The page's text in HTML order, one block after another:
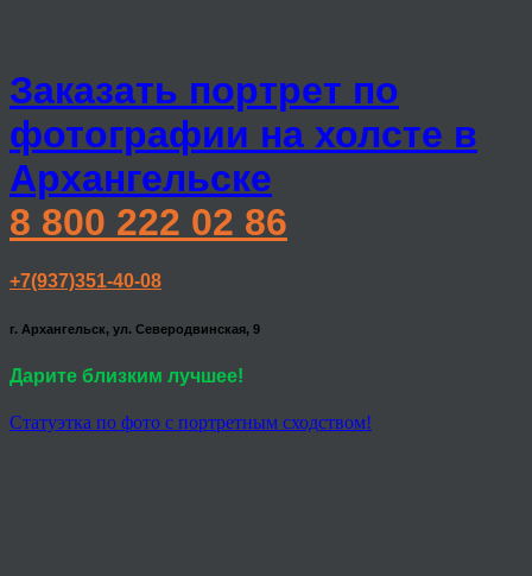
Заказать портрет по
фотографии на холсте в
Архангельске
8 800 222 02 86
+7(937)351-40-08
г. Архангельск, ул. Северодвинская, 9
Дарите близким лучшее!
Статуэтка по фото с портретным сходством!